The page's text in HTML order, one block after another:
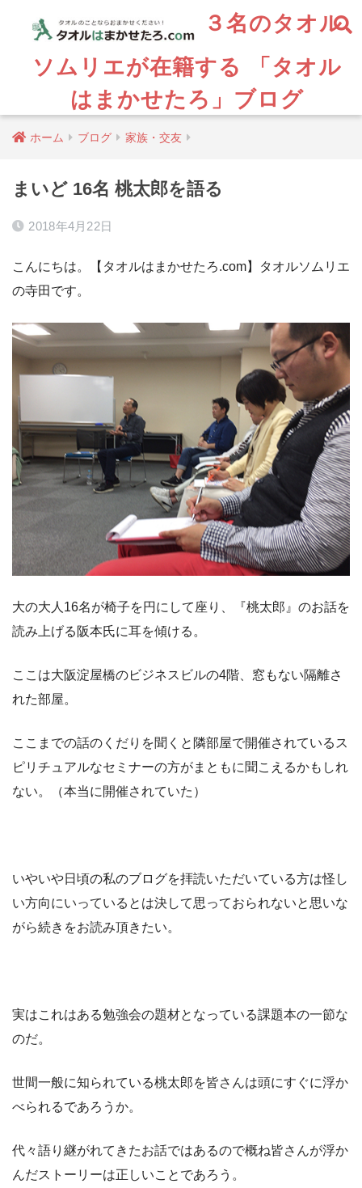
３名のタオル
ソムリエが在籍する 「タオル
はまかせたろ」ブログ
ホーム ブログ 家族・交友
まいど 16名 桃太郎を語る
2018年4月22日
こんにちは。【タオルはまかせたろ.com】タオルソムリエ
の寺田です。
大の大人16名が椅子を円にして座り、『桃太郎』のお話を
読み上げる阪本氏に耳を傾ける。
ここは大阪淀屋橋のビジネスビルの4階、窓もない隔離さ
れた部屋。
ここまでの話のくだりを聞くと隣部屋で開催されているス
ピリチュアルなセミナーの方がまともに聞こえるかもしれ
ない。（本当に開催されていた）
いやいや日頃の私のブログを拝読いただいている方は怪し
い方向にいっているとは決して思っておられないと思いな
がら続きをお読み頂きたい。
実はこれはある勉強会の題材となっている課題本の一節な
のだ。
世間一般に知られている桃太郎を皆さんは頭にすぐに浮か
べられるであろうか。
代々語り継がれてきたお話ではあるので概ね皆さんが浮か
んだストーリーは正しいことであろう。